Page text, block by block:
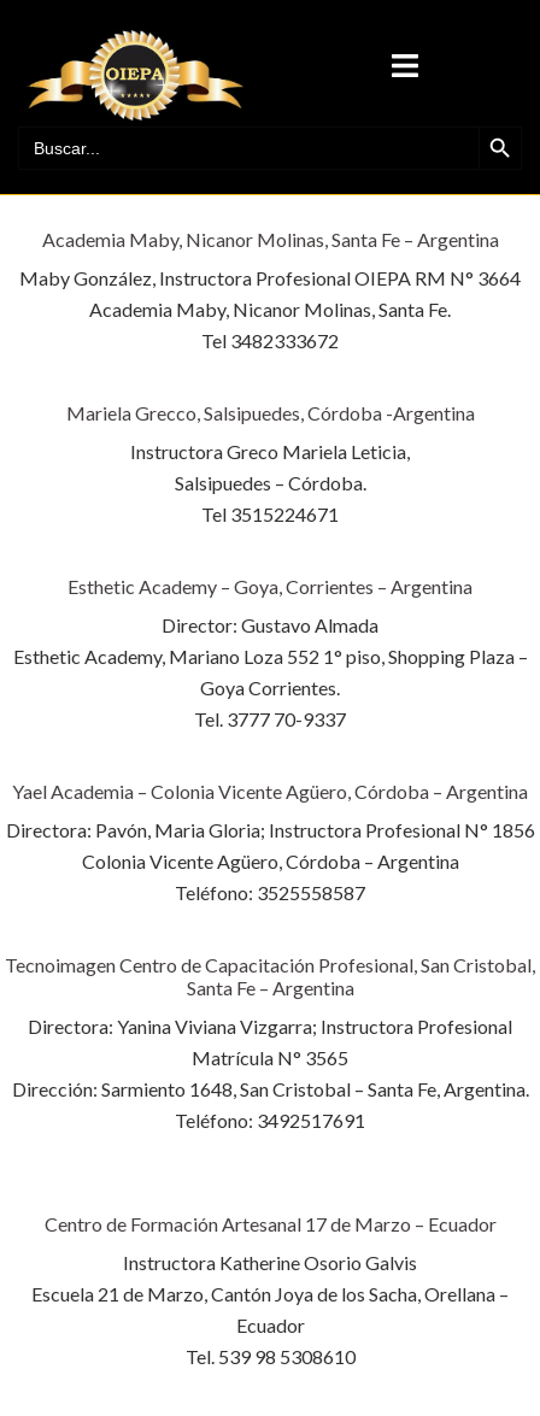
contenido
ALTERNAR
Academia Maby, Nicanor Molinas, Santa Fe – Argentina
Maby González, Instructora Profesional OIEPA RM N° 3664
Academia Maby, Nicanor Molinas, Santa Fe.
Tel 3482333672
Mariela Grecco, Salsipuedes, Córdoba -Argentina
Instructora Greco Mariela Leticia,
Salsipuedes – Córdoba.
Tel 3515224671
Esthetic Academy – Goya, Corrientes – Argentina
Director: Gustavo Almada
Esthetic Academy, Mariano Loza 552 1° piso, Shopping Plaza –
Goya Corrientes.
Tel. 3777 70-9337
Yael Academia – Colonia Vicente Agüero, Córdoba – Argentina
Directora: Pavón, Maria Gloria; Instructora Profesional N° 1856
Colonia Vicente Agüero, Córdoba – Argentina
Teléfono: 3525558587
Tecnoimagen Centro de Capacitación Profesional, San Cristobal,
Santa Fe – Argentina
Directora: Yanina Viviana Vizgarra; Instructora Profesional
Matrícula N° 3565
Dirección: Sarmiento 1648, San Cristobal – Santa Fe, Argentina.
Teléfono: 3492517691
Centro de Formación Artesanal 17 de Marzo – Ecuador
Instructora Katherine Osorio Galvis
Escuela 21 de Marzo, Cantón Joya de los Sacha, Orellana –
Ecuador
Tel. 539 98 5308610